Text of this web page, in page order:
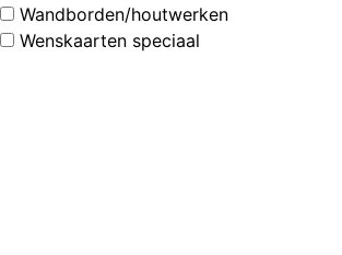
Wandborden/houtwerken
Wenskaarten speciaal